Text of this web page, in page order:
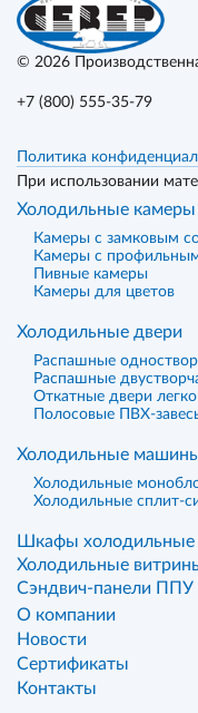
© 2026
+7 (800) 555-35-79
Политика
При использовании
Холодильные камеры
Камеры с замковым
Камеры с
Пивные камеры
Камеры для цветов
Холодильные двери
Распашные
Распашные
Откатные двери
Полосовые ПВХ-
Холодильные
Холодильные
Холодильные сплит-
Шкафы холодильные
Холодильные
Сэндвич-панели ППУ
О компании
Новости
Сертификаты
Контакты